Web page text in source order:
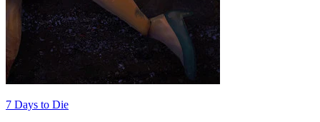
7 Days to Die